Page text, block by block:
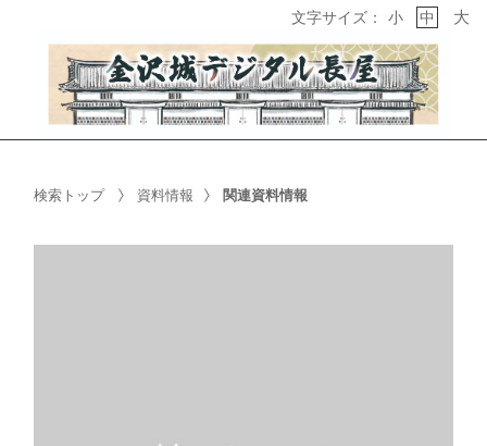
文字サイズ： 小 中 大
検索トップ 資料情報 関連資料情報